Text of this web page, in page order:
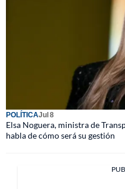
POLÍTICAJul 8
Elsa Noguera, ministra de
habla de cómo será su gestión